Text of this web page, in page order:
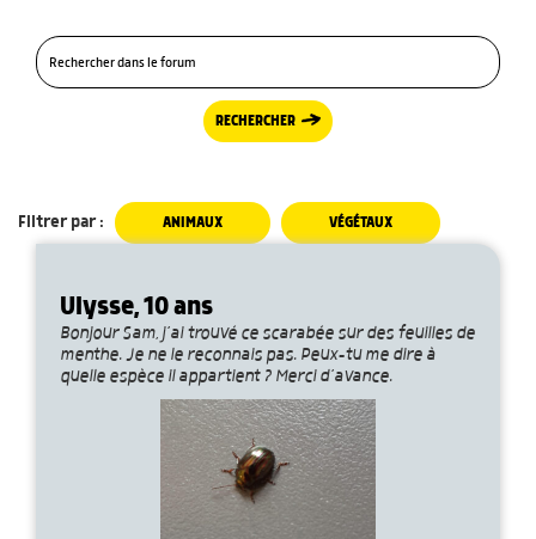
RECHERCHER
Filtrer par : ANIMAUX VÉGÉTAUX
Ulysse, 10 ans
Bonjour Sam, j’ai trouvé ce scarabée sur des feuilles de
menthe. Je ne le reconnais pas. Peux-tu me dire à
quelle espèce il appartient ? Merci d’avance.